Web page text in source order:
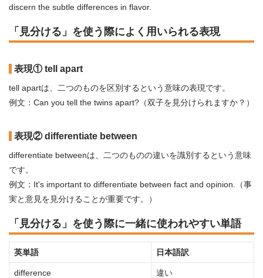
discern the subtle differences in flavor.
「見分ける」を使う際によく用いられる表現
表現① tell apart
tell apartは、二つのものを区別するという意味の表現です。
例文：Can you tell the twins apart?（双子を見分けられますか？）
表現② differentiate between
differentiate betweenは、二つのものの違いを識別するという意味
です。
例文：It's important to differentiate between fact and opinion.（事
実と意見を見分けることが重要です。）
「見分ける」を使う際に一緒に使われやすい単語
英単語 日本語訳
difference 違い